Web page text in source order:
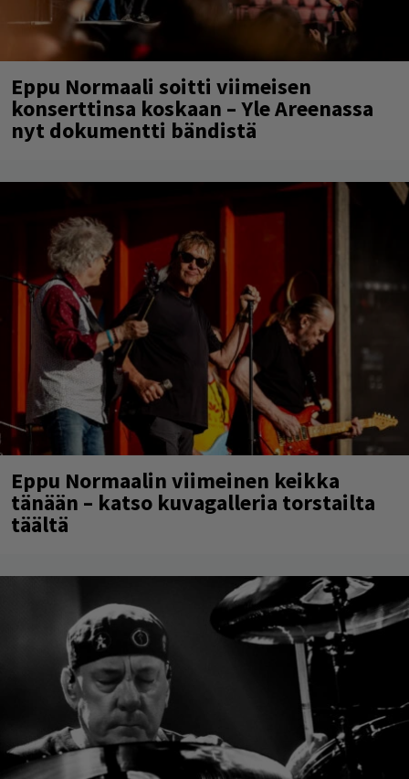
Eppu Normaali soitti viimeisen
konserttinsa koskaan – Yle Areenassa
nyt dokumentti bändistä
Eppu Normaalin viimeinen keikka
tänään – katso kuvagalleria torstailta
täältä